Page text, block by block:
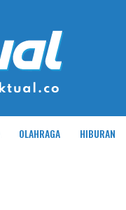
OLAHRAGA HIBURAN